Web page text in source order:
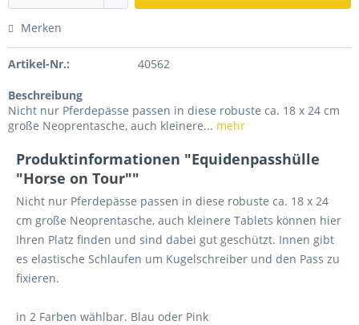
Merken
Artikel-Nr.: 40562
Beschreibung
Nicht nur Pferdepässe passen in diese robuste ca. 18 x 24 cm
große Neoprentasche, auch kleinere... mehr
Produktinformationen "Equidenpasshülle
"Horse on Tour""
Nicht nur Pferdepässe passen in diese robuste ca. 18 x 24
cm große Neoprentasche, auch kleinere Tablets können hier
Ihren Platz finden und sind dabei gut geschützt. Innen gibt
es elastische Schlaufen um Kugelschreiber und den Pass zu
fixieren.
in 2 Farben wählbar. Blau oder Pink